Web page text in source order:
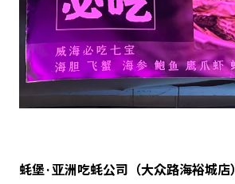
蚝堡·亚洲吃蚝公司（大众路海裕城店）